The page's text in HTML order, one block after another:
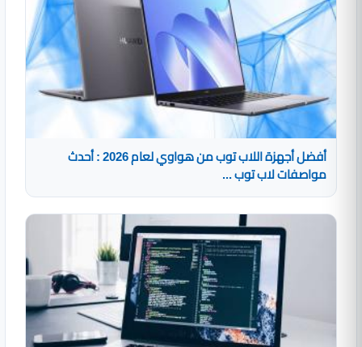
أفضل أجهزة اللاب توب من هواوي لعام 2026 : أحدث
مواصفات لاب توب ...